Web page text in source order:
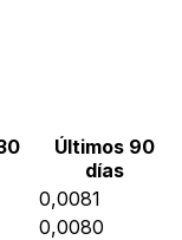
Últimos 90
días
0,0081
0,0080